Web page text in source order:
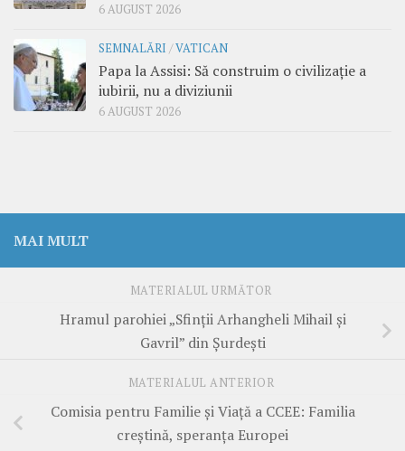
6 AUGUST 2026
SEMNALĂRI /VATICAN
Papa la Assisi: Să construim o civilizație a
iubirii, nu a diviziunii
6 AUGUST 2026
MAI MULT
MATERIALUL URMĂTOR
Hramul parohiei „Sfinții Arhangheli Mihail și
Gavril” din Șurdești
MATERIALUL ANTERIOR
Comisia pentru Familie și Viață a CCEE: Familia
creștină, speranța Europei